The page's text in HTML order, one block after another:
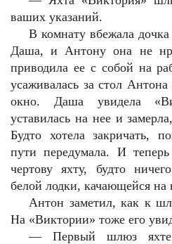
ваших указаний.
В комнату вбежала
Даша, и Антону она не
приводила ее с собой на
усаживалась за стол
окно. Даша увидела
уставилась на нее и
Будто хотела закричать,
пути передумала. И
чертову яхту, будто
белой лодки, качающейся на
Антон заметил, как к
На «Виктории» тоже его
—Первый шлюз